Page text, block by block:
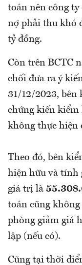
toán nên công
nợ phải thu khó
tỷ đồng.
Còn trên BCTC
chối đưa ra ý
31/12/2023, bên
chứng kiến kiểm
không thực hiện
Theo đó, bên
hiện hữu và tính
giá trị là
toán cũng
phòng giảm giá
lập (nếu có).
Cũng tại thời